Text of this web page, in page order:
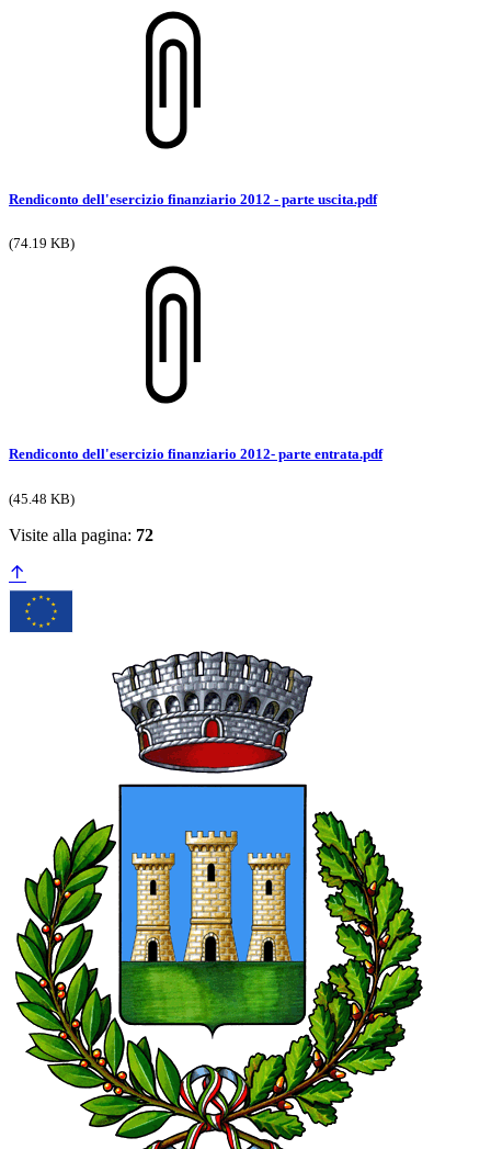
Rendiconto dell'esercizio finanziario 2012 - parte uscita.pdf
(74.19 KB)
Rendiconto dell'esercizio finanziario 2012- parte entrata.pdf
(45.48 KB)
Visite alla pagina: 72